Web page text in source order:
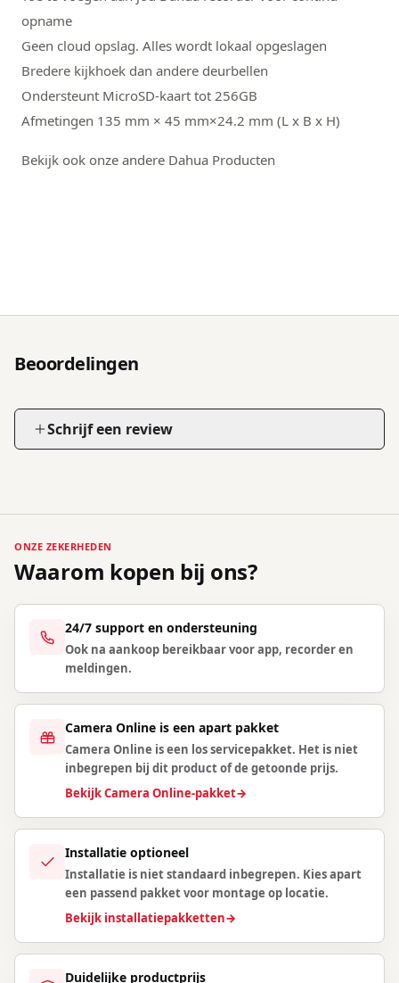
opname
Geen cloud opslag. Alles wordt lokaal opgeslagen
Bredere kijkhoek dan andere deurbellen
Ondersteunt MicroSD-kaart tot 256GB
Afmetingen 135 mm × 45 mm×24.2 mm (L x B x H)
Bekijk ook onze andere Dahua Producten
Beoordelingen
Schrijf een review
ONZE ZEKERHEDEN
Waarom kopen bij ons?
24/7 support en ondersteuning
Ook na aankoop bereikbaar voor app, recorder en
meldingen.
Camera Online is een apart pakket
Camera Online is een los servicepakket. Het is niet
inbegrepen bij dit product of de getoonde prijs.
Bekijk Camera Online-pakket→
Installatie optioneel
Installatie is niet standaard inbegrepen. Kies apart
een passend pakket voor montage op locatie.
Bekijk installatiepakketten→
Duidelijke productprijs